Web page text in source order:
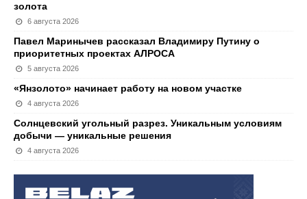
золота
6 августа 2026
Павел Маринычев рассказал Владимиру Путину о
приоритетных проектах АЛРОСА
5 августа 2026
«Янзолото» начинает работу на новом участке
4 августа 2026
Солнцевский угольный разрез. Уникальным условиям
добычи — уникальные решения
4 августа 2026